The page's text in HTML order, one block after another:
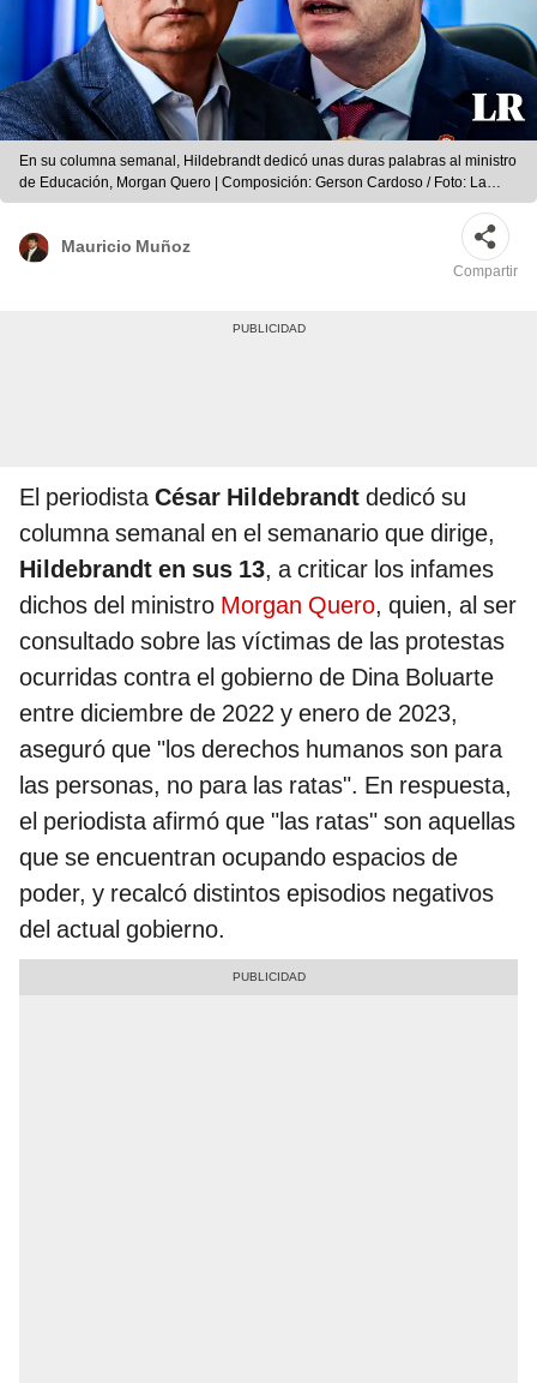
En su columna semanal, Hildebrandt dedicó unas duras palabras al ministro
de Educación, Morgan Quero | Composición: Gerson Cardoso / Foto: La
República.
Mauricio Muñoz
Compartir
El periodistaCésar Hildebrandt dedicó su
columna semanal en el semanario que dirige,
Hildebrandt en sus 13, a criticar los infames
dichos del ministro Morgan Quero, quien, al ser
consultado sobre las víctimas de las protestas
ocurridas contra el gobierno de Dina Boluarte
entre diciembre de 2022 y enero de 2023,
aseguró que "los derechos humanos son para
las personas, no para las ratas". En respuesta,
el periodista afirmó que "las ratas" son aquellas
que se encuentran ocupando espacios de
poder, y recalcó distintos episodios negativos
del actual gobierno.